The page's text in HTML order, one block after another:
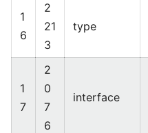
1
6
2
21
3
type
1
7
2
0
7
6
interface